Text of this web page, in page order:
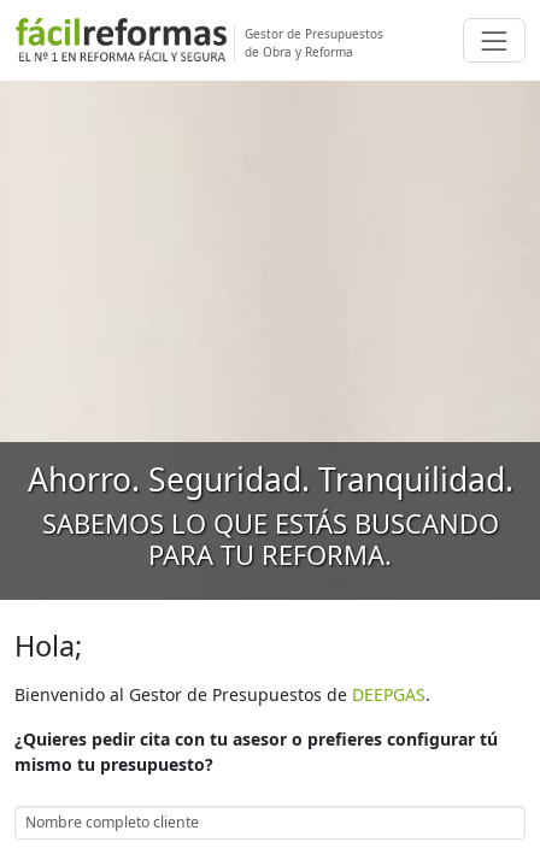
Gestor de Presupuestos
de Obra y Reforma
Ahorro. Seguridad. Tranquilidad.
SABEMOS LO QUE ESTÁS BUSCANDO
PARA TU REFORMA.
Hola;
Bienvenido al Gestor de Presupuestos de DEEPGAS.
¿Quieres pedir cita con tu asesor o prefieres configurar tú
mismo tu presupuesto?